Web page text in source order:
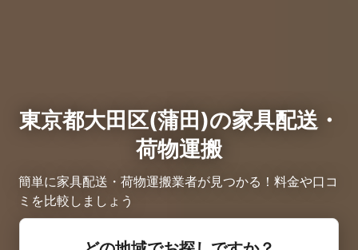
東京都大田区(蒲田)の家具配送・
荷物運搬
簡単に家具配送・荷物運搬業者が見つかる！料金や口コ
ミを比較しましょう